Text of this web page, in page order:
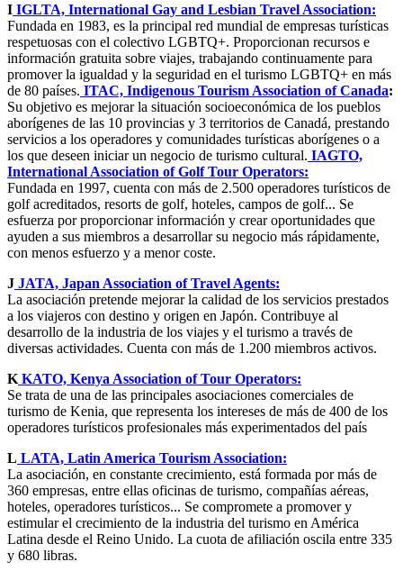
I IGLTA, International Gay and Lesbian Travel Association:
Fundada en 1983, es la principal red mundial de empresas turísticas
respetuosas con el colectivo LGBTQ+. Proporcionan recursos e
información gratuita sobre viajes, trabajando continuamente para
promover la igualdad y la seguridad en el turismo LGBTQ+ en más
de 80 países. ITAC, Indigenous Tourism Association of Canada:
Su objetivo es mejorar la situación socioeconómica de los pueblos
aborígenes de las 10 provincias y 3 territorios de Canadá, prestando
servicios a los operadores y comunidades turísticas aborígenes o a
los que deseen iniciar un negocio de turismo cultural. IAGTO,
International Association of Golf Tour Operators:
Fundada en 1997, cuenta con más de 2.500 operadores turísticos de
golf acreditados, resorts de golf, hoteles, campos de golf... Se
esfuerza por proporcionar información y crear oportunidades que
ayuden a sus miembros a desarrollar su negocio más rápidamente,
con menos esfuerzo y a menor coste.
J JATA, Japan Association of Travel Agents:
La asociación pretende mejorar la calidad de los servicios prestados
a los viajeros con destino y origen en Japón. Contribuye al
desarrollo de la industria de los viajes y el turismo a través de
diversas actividades. Cuenta con más de 1.200 miembros activos.
K KATO, Kenya Association of Tour Operators:
Se trata de una de las principales asociaciones comerciales de
turismo de Kenia, que representa los intereses de más de 400 de los
operadores turísticos profesionales más experimentados del país
L LATA, Latin America Tourism Association:
La asociación, en constante crecimiento, está formada por más de
360 empresas, entre ellas oficinas de turismo, compañías aéreas,
hoteles, operadores turísticos... Se compromete a promover y
estimular el crecimiento de la industria del turismo en América
Latina desde el Reino Unido. La cuota de afiliación oscila entre 335
y 680 libras.